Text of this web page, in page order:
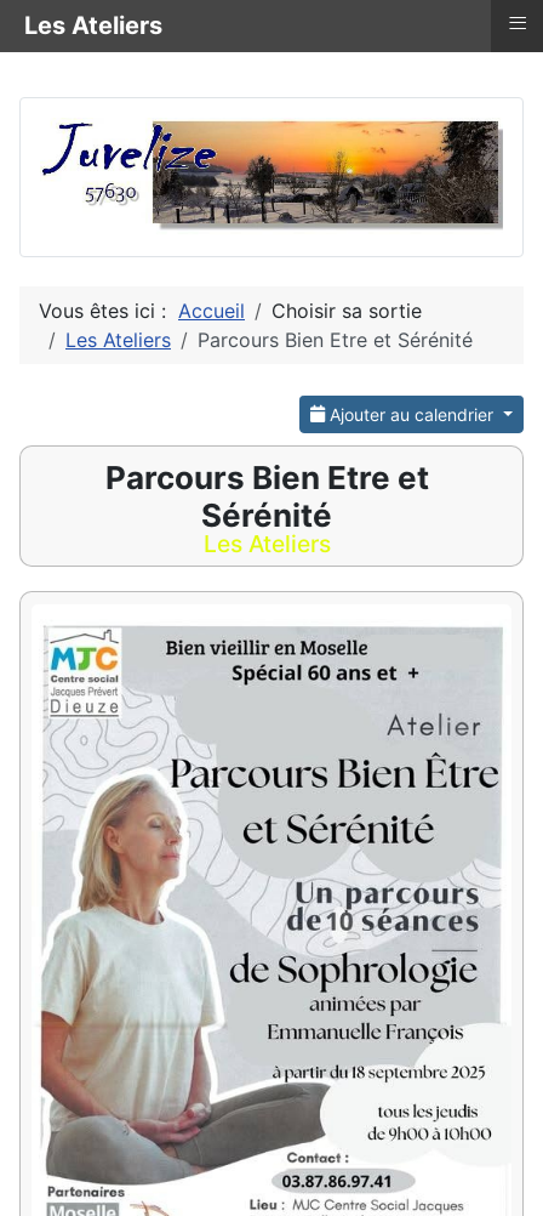
Vous êtes ici : Accueil
Choisir sa sortie
Les Ateliers
Parcours Bien Etre et Sérénité
Ajouter au calendrier
Parcours Bien Etre et
Sérénité
Les Ateliers
Les Ateliers ≡